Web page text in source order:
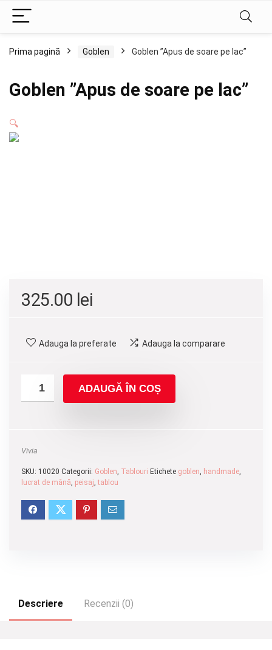
Prima pagină Goblen Goblen ”Apus de soare pe lac”
Goblen ”Apus de soare pe lac”
🔍
325.00 lei
Adauga la preferate Adauga la comparare
ADAUGĂ ÎN COȘ
Vivia
SKU: 10020 Categorii: Goblen, Tablouri Etichete goblen, handmade,
lucrat de mână, peisaj,tablou
Descriere Recenzii (0)